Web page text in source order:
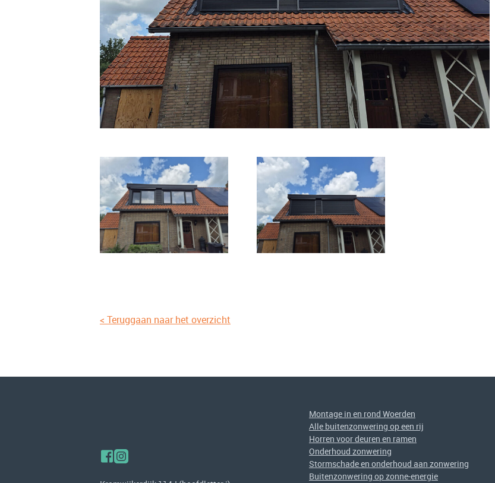
< Teruggaan naar het overzicht
Montage in en rond Woerden
Alle buitenzonwering op een rij
Horren voor deuren en ramen
Onderhoud zonwering
Stormschade en onderhoud aan zonwering
Buitenzonwering op zonne-energie